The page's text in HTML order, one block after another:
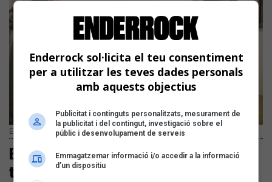
El Petit de Cal Eril als Premis Enderrock d'enguany | Marta Font
El Petit de Cal Eril i Ferran Palau en
tàndem a l'Apolo. Hi vols anar?
Enderrock sol·licita el teu consentiment
per a utilitzar les teves dades personals
amb aquests objectius
Publicitat i continguts personalitzats, mesurament de
la publicitat i del contingut, investigació sobre el
públic i desenvolupament de serveis
Emmagatzemar informació i/o accedir a la informació
d’un dispositiu